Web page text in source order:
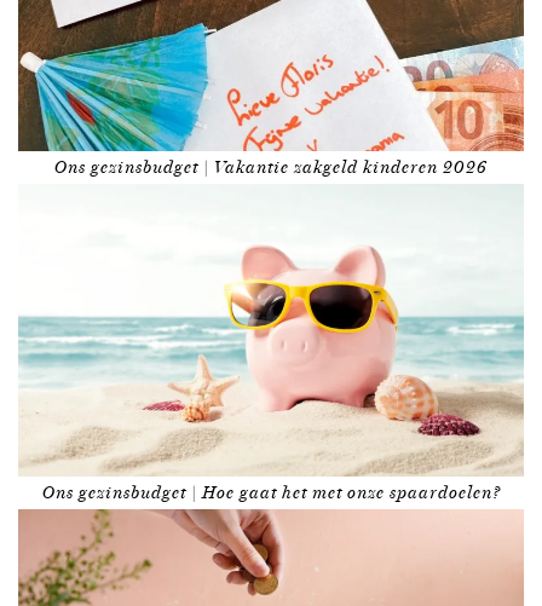
Ons gezinsbudget | Vakantie zakgeld kinderen 2026
Ons gezinsbudget | Hoe gaat het met onze spaardoelen?